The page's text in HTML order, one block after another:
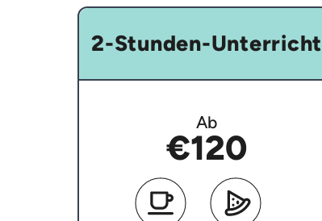
2-Stunden-Unterricht
Ab
€120